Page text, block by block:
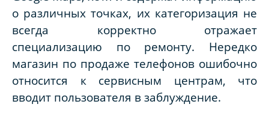
о различных точках, их категоризация не
всегда корректно отражает
специализацию по ремонту. Нередко
магазин по продаже телефонов ошибочно
относится к сервисным центрам, что
вводит пользователя в заблуждение.